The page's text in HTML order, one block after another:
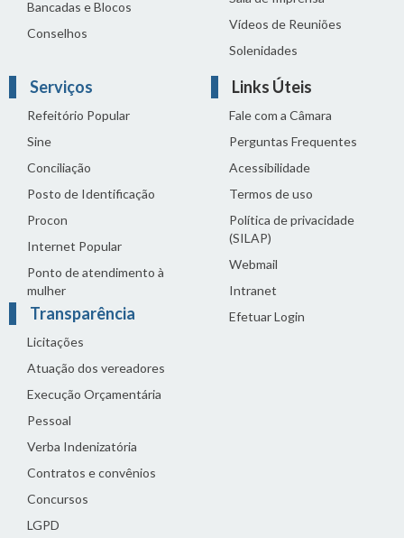
Bancadas e Blocos
Conselhos
Vídeos de Reuniões
Solenidades
Serviços
Refeitório Popular
Sine
Conciliação
Posto de Identificação
Procon
Internet Popular
Ponto de atendimento à
mulher
Transparência
Licitações
Atuação dos vereadores
Execução Orçamentária
Pessoal
Verba Indenizatória
Contratos e convênios
Concursos
LGPD
Links Úteis
Fale com a Câmara
Perguntas Frequentes
Acessibilidade
Termos de uso
Política de privacidade
(SILAP)
Webmail
Intranet
Efetuar Login